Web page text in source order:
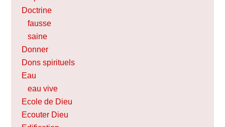
Doctrine
fausse
saine
Donner
Dons spirituels
Eau
eau vive
Ecole de Dieu
Ecouter Dieu